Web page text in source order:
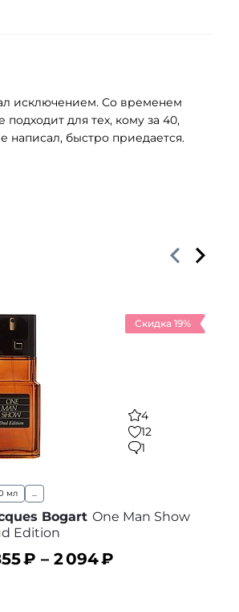
исключением. Со временем
для тех, кому за 40,
написал, быстро приедается.
Скидка 19%
4
12
1
мл ...
Bogart One Man Show
Edition
₽ – 2 094₽